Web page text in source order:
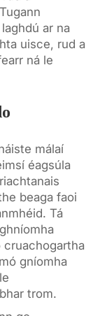
ar na
uisce, rud a
ná le
málaí
éagsúla
beaga faoi
Tá
gníomha
trom.